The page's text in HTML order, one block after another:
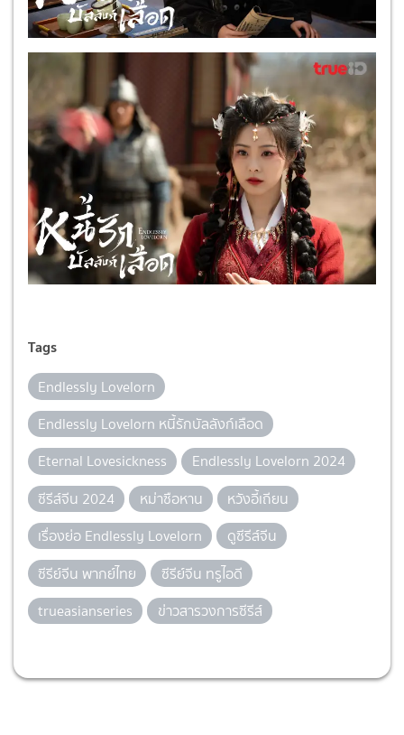
Tags
Endlessly Lovelorn
Endlessly Lovelorn หนี้รักบัลลังก์เลือด
Eternal Lovesickness
Endlessly Lovelorn 2024
ซีรีส์จีน 2024
หม่าซือหาน
หวังอี้เถียน
เรื่องย่อ Endlessly Lovelorn
ดูซีรีส์จีน
ซีรีย์จีน พากย์ไทย
ซีรีย์จีน ทรูไอดี
trueasianseries
ข่าวสารวงการซีรีส์